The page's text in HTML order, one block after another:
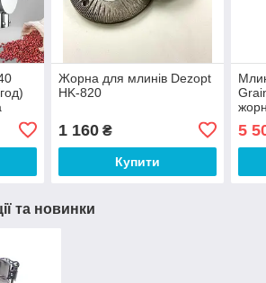
Жорна для млинів Dezopt
HK-820
1 160₴
Купити
5
та новинки